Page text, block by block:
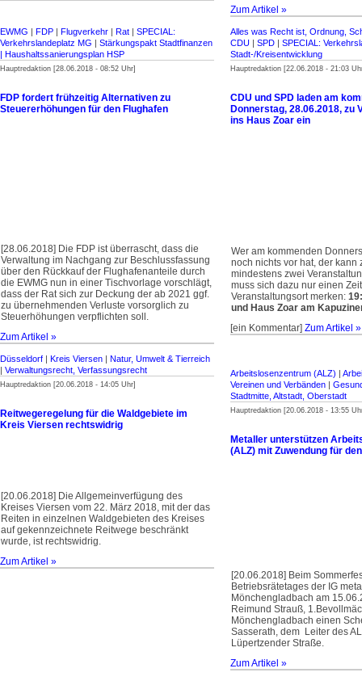
Zum Artikel »
EWMG | FDP | Flugverkehr | Rat | SPECIAL:
Verkehrslandeplatz MG | Stärkungspakt Stadt­finanzen
| Haus­halts­sanierungsplan HSP
Hauptredaktion [28.06.2018 - 08:52 Uhr]
FDP fordert frühzeitig Alternativen zu
Steuererhöhungen für den Flughafen
[28.06.2018] Die FDP ist überrascht, dass die
Verwaltung im Nachgang zur Beschlussfassung
über den Rückkauf der Flughafenanteile durch
die EWMG nun in einer Tischvorlage vorschlägt,
dass der Rat sich zur Deckung der ab 2021 ggf.
zu übernehmenden Verluste vorsorglich zu
Steuerhöhungen verpflichten soll.
Zum Artikel »
Alles was Recht ist, Ordnung,
CDU | SPD | SPECIAL:
Stadt-/Kreisentwicklung
Hauptredaktion [22.06.2018 - 21:03
CDU und SPD laden am
Donnerstag, 28.06.2018, zu
ins Haus Zoar ein
Wer am kommenden
noch nichts vor hat, der kann
mindestens zwei
muss sich dazu nur einen
Veranstaltungsort merken:
und Haus Zoar am
[ein Kommentar] Zum Artikel »
Düsseldorf | Kreis Viersen | Natur, Umwelt & Tierreich
| Verwaltungsrecht, Verfassungsrecht
Hauptredaktion [20.06.2018 - 14:05 Uhr]
Reitwegeregelung für die Waldgebiete im
Kreis Viersen rechtswidrig
[20.06.2018] Die Allgemeinverfügung des
Kreises Viersen vom 22. März 2018, mit der das
Reiten in einzelnen Waldgebieten des Kreises
auf gekennzeichnete Reitwege beschränkt
wurde, ist rechtswidrig.
Zum Artikel »
Arbeitslosenzentrum (ALZ) |
Vereinen und Verbänden |
Stadtmitte, Altstadt, Oberstadt
Hauptredaktion [20.06.2018 - 13:55
Metaller unterstützen
(ALZ) mit Zuwendung für
[20.06.2018] Beim
Betriebsrätetages der IG
Mönchengladbach am
Reimund Strauß,
Mönchengladbach einen
Sasserath, dem Leiter des
Lüpertzender Straße.
Zum Artikel »